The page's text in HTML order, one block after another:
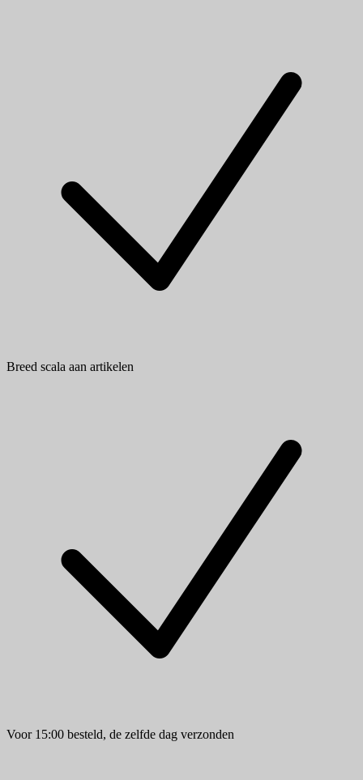
Breed scala aan artikelen
Voor 15:00 besteld, de zelfde dag verzonden